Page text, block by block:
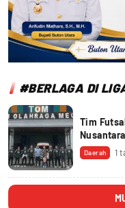
#BERLAGA DI
Tim
Daerah 1